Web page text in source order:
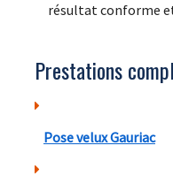
résultat conforme
Prestations
Pose velux Gauriac